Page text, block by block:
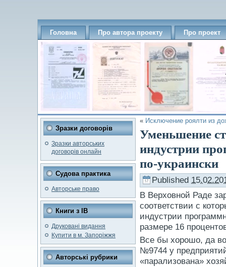
Головна Про автора проекту Про проект
Зразки договорів
Зразки авторських
договорів онлайн
Судова практика
Авторське право
Книги з ІВ
Друковані видання
Купити в м. Запоріжжя
Авторські рубрики
« Исключение роялти из
Уменьшение
индустрии
по-украински
Published
В Верховной Раде
соответствии с
индустрии
размере 16
Все бы хорошо, да
№9744 у
«парализована»